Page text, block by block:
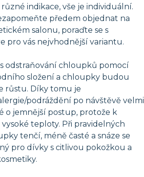
indikace, vše je individuální.
předem objednat na
salonu, poraďte se s
pro vás nejvhodnější variantu.
odstraňování chloupků pomocí
složení a chloupky budou
růstu. Díky tomu je
podráždění po návštěvě velmi
o jemnější postup, protože k
teploty. Při pravidelných
tenčí, méně časté a snáze se
pro dívky s citlivou pokožkou a